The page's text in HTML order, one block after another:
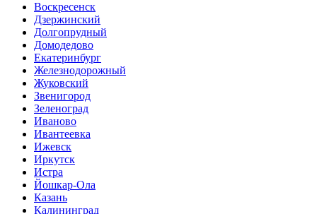
Воскресенск
Дзержинский
Долгопрудный
Домодедово
Екатеринбург
Железнодорожный
Жуковский
Звенигород
Зеленоград
Иваново
Ивантеевка
Ижевск
Иркутск
Истра
Йошкар-Ола
Казань
Калининград